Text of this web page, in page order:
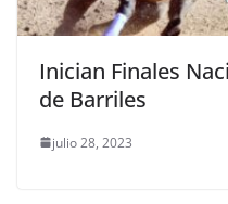
Inician Finales
de Barriles
julio 28, 2023